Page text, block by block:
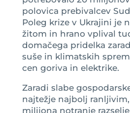
polovica prebivalcev
Poleg krize v Ukrajini je
žitom in hrano vplival
domačega pridelka
suše in klimatskih
cen goriva in elektrike.
Zaradi slabe
najtežje najbolj ranljivim,
milijona notranje